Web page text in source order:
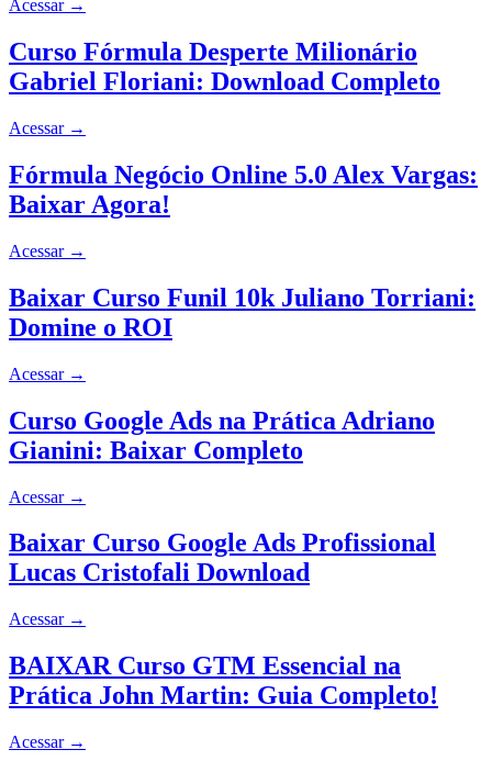
Acessar →
Curso Fórmula Desperte Milionário
Gabriel Floriani: Download Completo
Acessar →
Fórmula Negócio Online 5.0 Alex Vargas:
Baixar Agora!
Acessar →
Baixar Curso Funil 10k Juliano Torriani:
Domine o ROI
Acessar →
Curso Google Ads na Prática Adriano
Gianini: Baixar Completo
Acessar →
Baixar Curso Google Ads Profissional
Lucas Cristofali Download
Acessar →
BAIXAR Curso GTM Essencial na
Prática John Martin: Guia Completo!
Acessar →